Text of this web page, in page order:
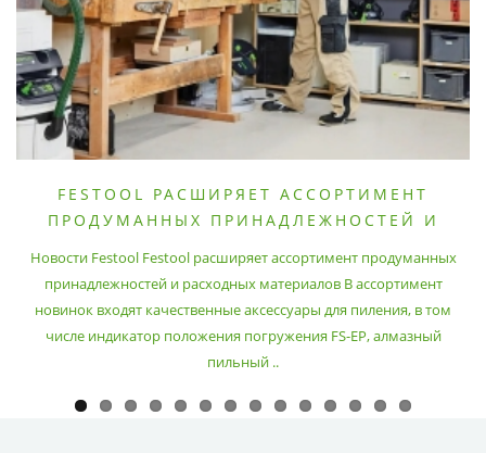
FESTOOL РАСШИРЯЕТ АССОРТИМЕНТ
ПРОДУМАННЫХ ПРИНАДЛЕЖНОСТЕЙ И
Новости Festool Festool расширяет ассортимент продуманных
принадлежностей и расходных материалов В ассортимент
новинок входят качественные аксессуары для пиления, в том
числе индикатор положения погружения FS-EP, алмазный
пильный ..